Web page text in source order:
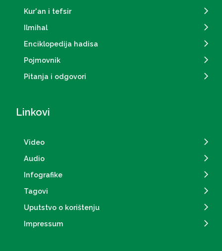
Kur'an i tefsir
Ilmihal
Enciklopedija hadisa
Pojmovnik
Pitanja i odgovori
Linkovi
Video
Audio
Infografike
Tagovi
Uputstvo o korištenju
Impressum